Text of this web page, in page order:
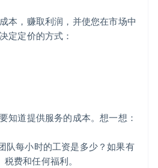
本，赚取利润，并使您在市场中
定定价的方式：
知道提供服务的成本。想一想：
队每小时的工资是多少？如果有
费和任何福利。